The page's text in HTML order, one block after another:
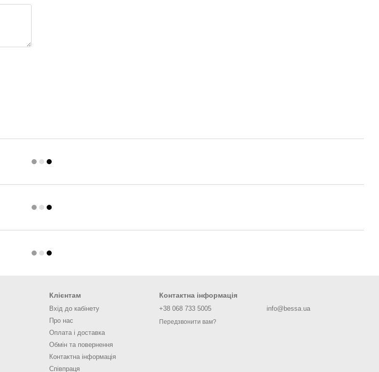
Клієнтам
Вхід до кабінету
Про нас
Оплата і доставка
Обмін та повернення
Контактна інформація
Співпраця
Контактна інформація
+38 068 733 5005
Передзвонити вам?
info@bessa.ua